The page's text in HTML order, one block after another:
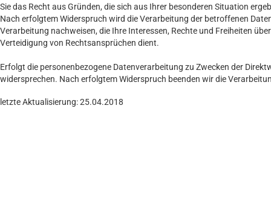
Sie das Recht aus Gründen, die sich aus Ihrer besonderen Situation
Nach erfolgtem Widerspruch wird die Verarbeitung der betroffenen
Verarbeitung nachweisen, die Ihre Interessen, Rechte und Freiheiten
Verteidigung von Rechtsansprüchen dient.
Erfolgt die personenbezogene Datenverarbeitung zu Zwecken der
widersprechen. Nach erfolgtem Widerspruch beenden wir die
letzte Aktualisierung: 25.04.2018